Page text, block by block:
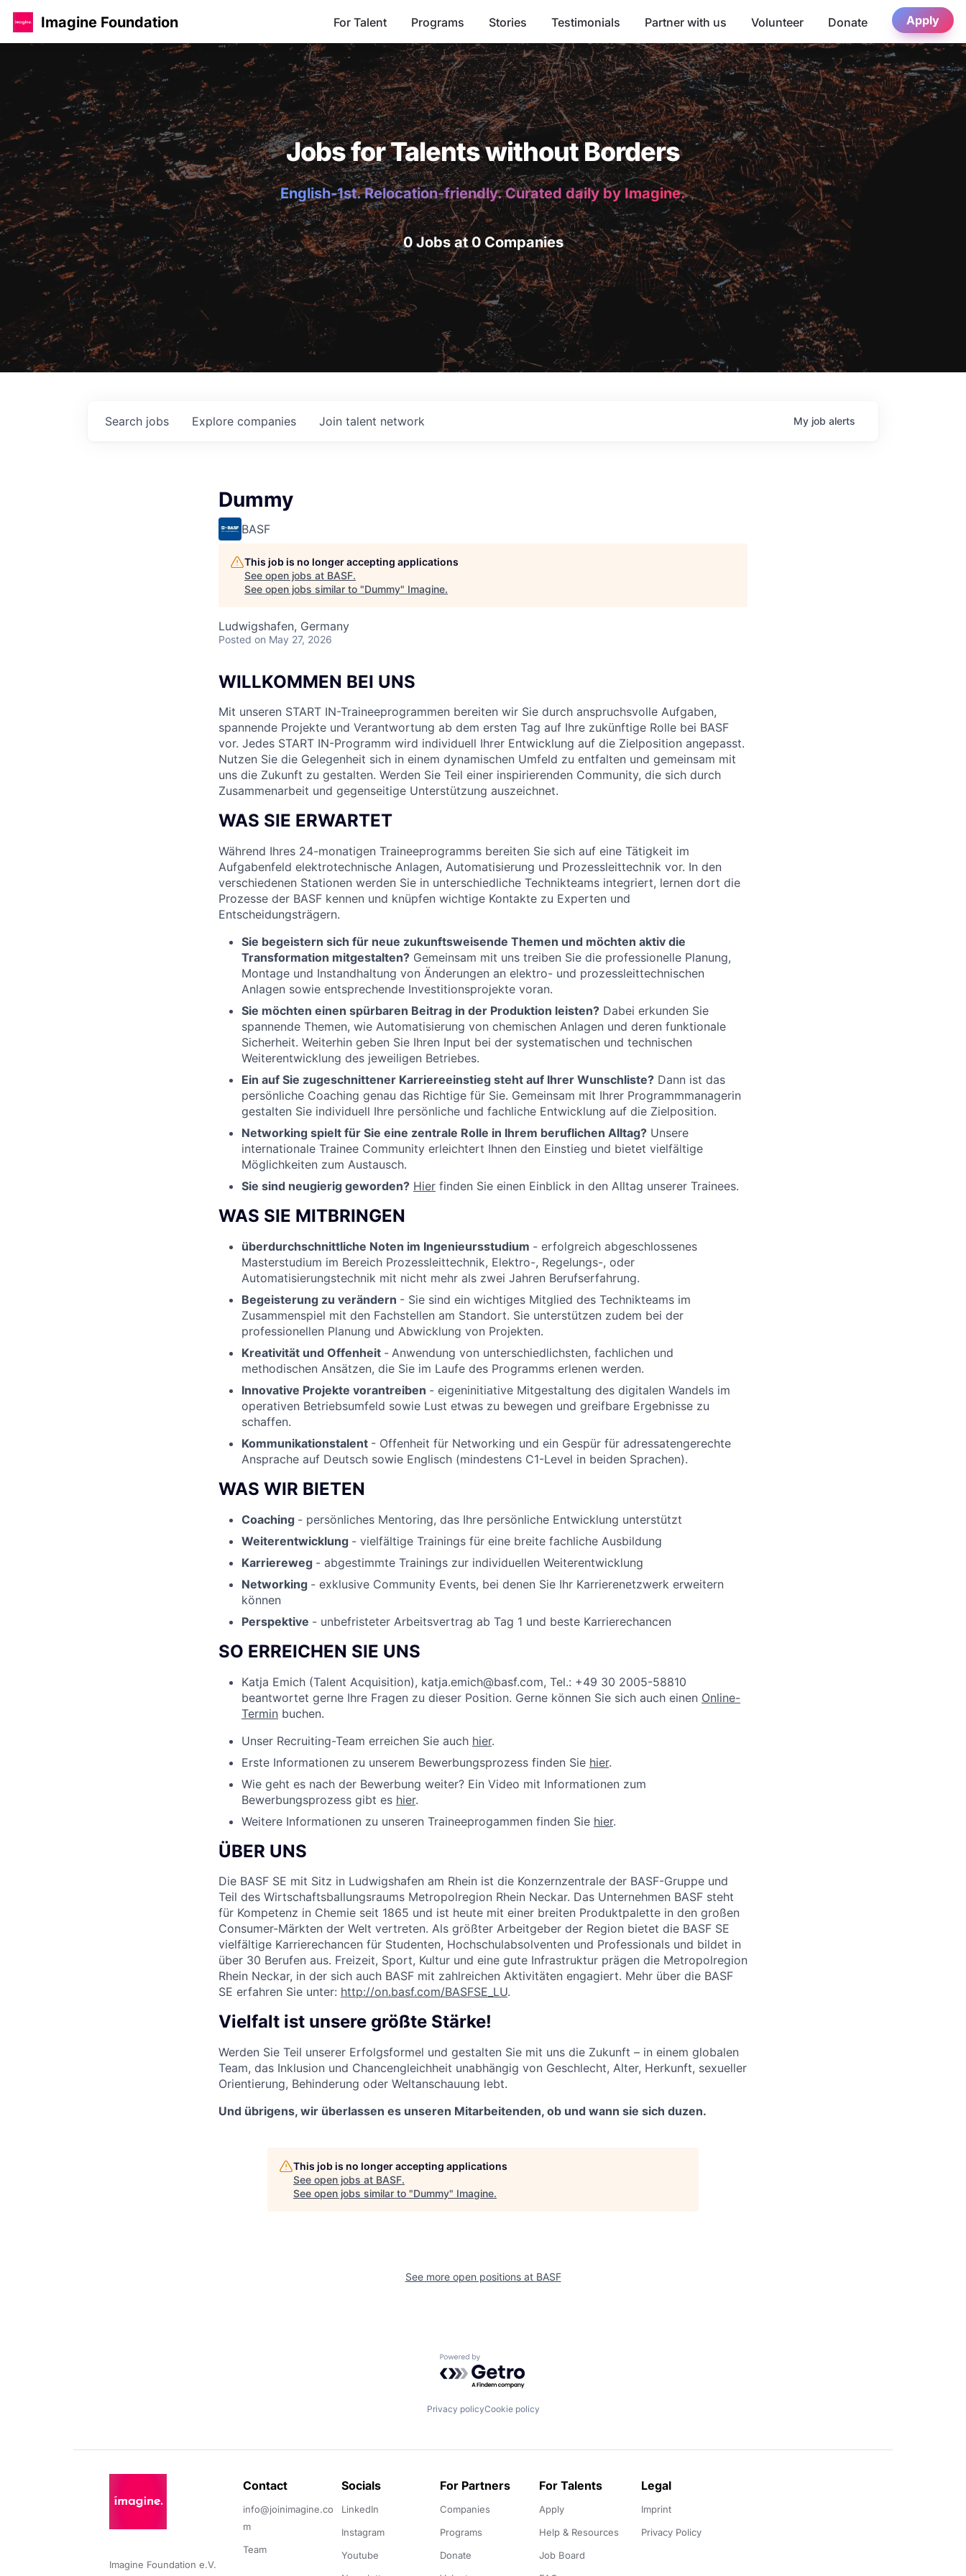
Imagine Foundation For Talent Programs Stories Testimonials Partner with us Volunteer Donate Apply
Jobs for Talents without Borders
English-1st. Relocation-friendly. Curated daily by Imagine.
0 Jobs at 0 Companies
Search jobs Explore companies Join talent network My job alerts
Dummy
BASF
This job is no longer accepting applications
See open jobs at BASF.
See open jobs similar to "Dummy" Imagine.
Ludwigshafen, Germany
Posted on May 27, 2026
WILLKOMMEN BEI UNS
Mit unseren START IN-Traineeprogrammen bereiten wir Sie durch anspruchsvolle Aufgaben,
spannende Projekte und Verantwortung ab dem ersten Tag auf Ihre zukünftige Rolle bei BASF
vor. Jedes START IN-Programm wird individuell Ihrer Entwicklung auf die Zielposition angepasst.
Nutzen Sie die Gelegenheit sich in einem dynamischen Umfeld zu entfalten und gemeinsam mit
uns die Zukunft zu gestalten. Werden Sie Teil einer inspirierenden Community, die sich durch
Zusammenarbeit und gegenseitige Unterstützung auszeichnet.
WAS SIE ERWARTET
Während Ihres 24-monatigen Traineeprogramms bereiten Sie sich auf eine Tätigkeit im
Aufgabenfeld elektrotechnische Anlagen, Automatisierung und Prozessleittechnik vor. In den
verschiedenen Stationen werden Sie in unterschiedliche Technikteams integriert, lernen dort die
Prozesse der BASF kennen und knüpfen wichtige Kontakte zu Experten und
Entscheidungsträgern.
Sie begeistern sich für neue zukunftsweisende Themen und möchten aktiv die
Transformation mitgestalten? Gemeinsam mit uns treiben Sie die professionelle Planung,
Montage und Instandhaltung von Änderungen an elektro- und prozessleittechnischen
Anlagen sowie entsprechende Investitionsprojekte voran.
Sie möchten einen spürbaren Beitrag in der Produktion leisten? Dabei erkunden Sie
spannende Themen, wie Automatisierung von chemischen Anlagen und deren funktionale
Sicherheit. Weiterhin geben Sie Ihren Input bei der systematischen und technischen
Weiterentwicklung des jeweiligen Betriebes.
Ein auf Sie zugeschnittener Karriereeinstieg steht auf Ihrer Wunschliste? Dann ist das
persönliche Coaching genau das Richtige für Sie. Gemeinsam mit Ihrer Programmmanagerin
gestalten Sie individuell Ihre persönliche und fachliche Entwicklung auf die Zielposition.
Networking spielt für Sie eine zentrale Rolle in Ihrem beruflichen Alltag? Unsere
internationale Trainee Community erleichtert Ihnen den Einstieg und bietet vielfältige
Möglichkeiten zum Austausch.
Sie sind neugierig geworden? Hier finden Sie einen Einblick in den Alltag unserer Trainees.
WAS SIE MITBRINGEN
überdurchschnittliche Noten im Ingenieursstudium - erfolgreich abgeschlossenes
Masterstudium im Bereich Prozessleittechnik, Elektro-, Regelungs-, oder
Automatisierungstechnik mit nicht mehr als zwei Jahren Berufserfahrung.
Begeisterung zu verändern - Sie sind ein wichtiges Mitglied des Technikteams im
Zusammenspiel mit den Fachstellen am Standort. Sie unterstützen zudem bei der
professionellen Planung und Abwicklung von Projekten.
Kreativität und Offenheit - Anwendung von unterschiedlichsten, fachlichen und
methodischen Ansätzen, die Sie im Laufe des Programms erlenen werden.
Innovative Projekte vorantreiben - eigeninitiative Mitgestaltung des digitalen Wandels im
operativen Betriebsumfeld sowie Lust etwas zu bewegen und greifbare Ergebnisse zu
schaffen.
Kommunikationstalent - Offenheit für Networking und ein Gespür für adressatengerechte
Ansprache auf Deutsch sowie Englisch (mindestens C1-Level in beiden Sprachen).
WAS WIR BIETEN
Coaching - persönliches Mentoring, das Ihre persönliche Entwicklung unterstützt
Weiterentwicklung - vielfältige Trainings für eine breite fachliche Ausbildung
Karriereweg - abgestimmte Trainings zur individuellen Weiterentwicklung
Networking - exklusive Community Events, bei denen Sie Ihr Karrierenetzwerk erweitern
können
Perspektive - unbefristeter Arbeitsvertrag ab Tag 1 und beste Karrierechancen
SO ERREICHEN SIE UNS
Katja Emich (Talent Acquisition), katja.emich@basf.com, Tel.: +49 30 2005-58810
beantwortet gerne Ihre Fragen zu dieser Position. Gerne können Sie sich auch einen Online-
Termin buchen.
Unser Recruiting-Team erreichen Sie auch hier.
Erste Informationen zu unserem Bewerbungsprozess finden Sie hier.
Wie geht es nach der Bewerbung weiter? Ein Video mit Informationen zum
Bewerbungsprozess gibt es hier.
Weitere Informationen zu unseren Traineeprogammen finden Sie hier.
ÜBER UNS
Die BASF SE mit Sitz in Ludwigshafen am Rhein ist die Konzernzentrale der BASF-Gruppe und
Teil des Wirtschaftsballungsraums Metropolregion Rhein Neckar. Das Unternehmen BASF steht
für Kompetenz in Chemie seit 1865 und ist heute mit einer breiten Produktpalette in den großen
Consumer-Märkten der Welt vertreten. Als größter Arbeitgeber der Region bietet die BASF SE
vielfältige Karrierechancen für Studenten, Hochschulabsolventen und Professionals und bildet in
über 30 Berufen aus. Freizeit, Sport, Kultur und eine gute Infrastruktur prägen die Metropolregion
Rhein Neckar, in der sich auch BASF mit zahlreichen Aktivitäten engagiert. Mehr über die BASF
SE erfahren Sie unter: http://on.basf.com/BASFSE_LU.
Vielfalt ist unsere größte Stärke!
Werden Sie Teil unserer Erfolgsformel und gestalten Sie mit uns die Zukunft – in einem globalen
Team, das Inklusion und Chancengleichheit unabhängig von Geschlecht, Alter, Herkunft, sexueller
Orientierung, Behinderung oder Weltanschauung lebt.
Und übrigens, wir überlassen es unseren Mitarbeitenden, ob und wann sie sich duzen.
This job is no longer accepting applications
See open jobs at BASF.
See open jobs similar to "Dummy" Imagine.
See more open positions at BASF
Powered by Getro.com
Privacy policyCookie policy
Imagine Foundation e.V.
Contact
info@joinimagine.co
m
Team
Socials
LinkedIn
Instagram
Youtube
For Partners
Companies
Programs
Donate
For Talents
Apply
Help & Resources
Job Board
Legal
Imprint
Privacy Policy